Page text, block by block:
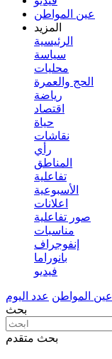
عين المواطن
المزيد
الرئيسية
سياسة
محليات
الحج والعمرة
رياضة
اقتصاد
حياة
نقاشات
رأي
المناطق
تفاعلية
الأسبوعية
اعلانات
صور تفاعلية
مناسبات
إنفوجراف
بانوراما
فيديو
عين المواطن عدد اليوم
بحث
بحث متقدم